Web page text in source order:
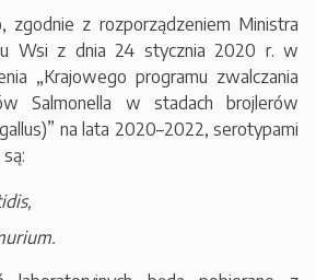
zgodnie z rozporządzeniem Ministra
Wsi z dnia 24 stycznia 2020 r. w
„Krajowego programu zwalczania
Salmonella w stadach brojlerów
na lata 2020–2022, serotypami